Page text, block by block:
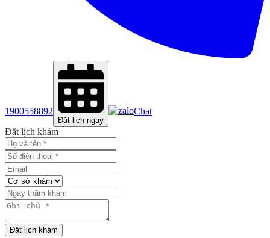
1900558892
Đặt lịch ngay
Chat
Đặt lịch khám
Đặt lịch khám